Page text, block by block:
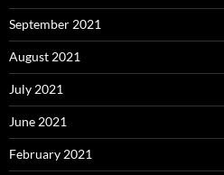
September 2021
August 2021
July 2021
June 2021
February 2021